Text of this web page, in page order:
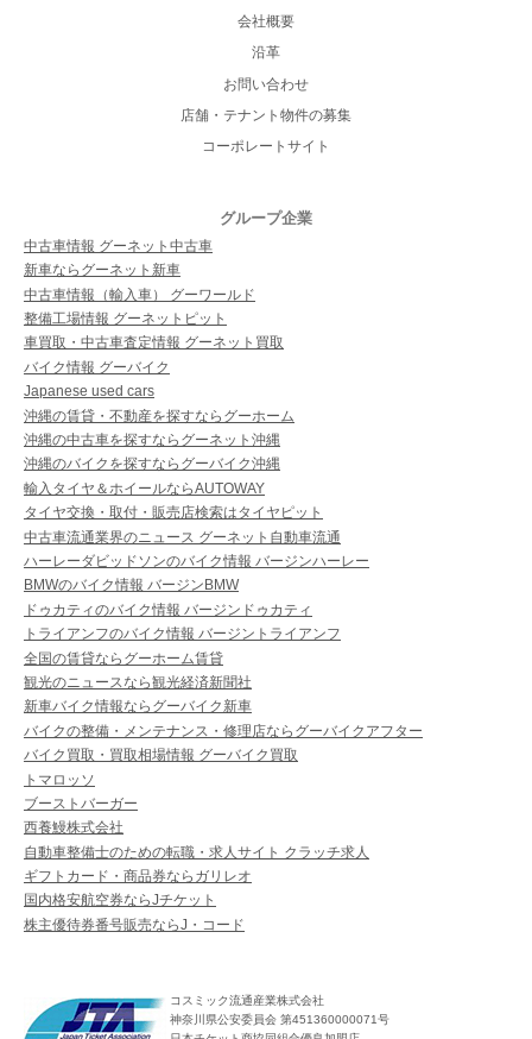
会社概要
沿革
お問い合わせ
店舗・テナント物件の募集
コーポレートサイト
グループ企業
中古車情報 グーネット中古車
新車ならグーネット新車
中古車情報（輸入車） グーワールド
整備工場情報 グーネットピット
車買取・中古車査定情報 グーネット買取
バイク情報 グーバイク
Japanese used cars
沖縄の賃貸・不動産を探すならグーホーム
沖縄の中古車を探すならグーネット沖縄
沖縄のバイクを探すならグーバイク沖縄
輸入タイヤ＆ホイールならAUTOWAY
タイヤ交換・取付・販売店検索はタイヤピット
中古車流通業界のニュース グーネット自動車流通
ハーレーダビッドソンのバイク情報 バージンハーレー
BMWのバイク情報 バージンBMW
ドゥカティのバイク情報 バージンドゥカティ
トライアンフのバイク情報 バージントライアンフ
全国の賃貸ならグーホーム賃貸
観光のニュースなら観光経済新聞社
新車バイク情報ならグーバイク新車
バイクの整備・メンテナンス・修理店ならグーバイクアフター
バイク買取・買取相場情報 グーバイク買取
トマロッソ
ブーストバーガー
西養鰻株式会社
自動車整備士のための転職・求人サイト クラッチ求人
ギフトカード・商品券ならガリレオ
国内格安航空券ならJチケット
株主優待券番号販売ならJ・コード
コスミック流通産業株式会社
神奈川県公安委員会 第451360000071号